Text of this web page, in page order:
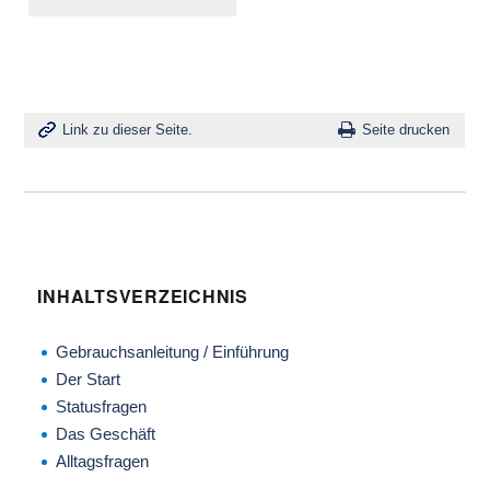
Link zu dieser Seite. Seite drucken
INHALTSVERZEICHNIS
Gebrauchsanleitung / Einführung
Der Start
Statusfragen
Das Geschäft
Alltagsfragen